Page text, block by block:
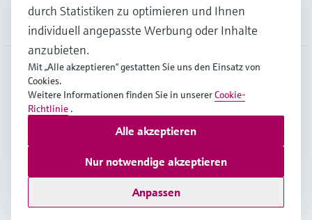
GLB • Deutsch
Copyright © Endress+Hauser Group Services AG
NutzungsbedingungenDatenschutz
Rechtliches – AGB
durch Statistiken zu optimieren und Ihnen
individuell angepasste Werbung oder Inhalte
anzubieten.
Mit „Alle akzeptieren“ gestatten Sie uns den Einsatz von
Cookies.
Weitere Informationen finden Sie in unsererCookie-
Richtlinie .
Anpassen
Nur notwendige akzeptieren
Alle akzeptieren